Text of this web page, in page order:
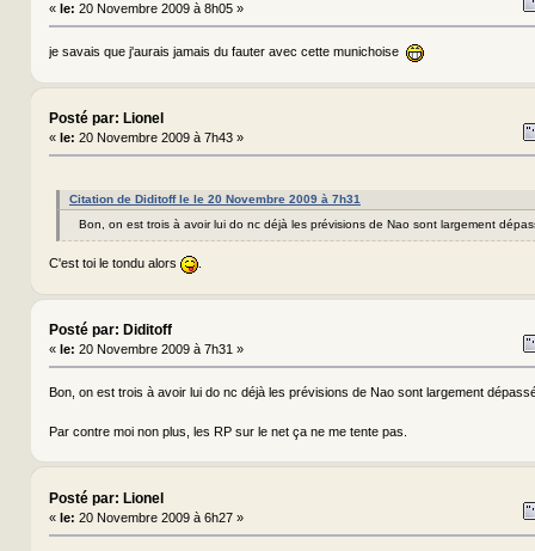
« le: 20 Novembre 2009 à 8h05 »
je savais que j'aurais jamais du fauter avec cette munichoise
Posté par: Lionel
« le: 20 Novembre 2009 à 7h43 »
Citation de Diditoff le le 20 Novembre 2009 à 7h31
Bon, on est trois à avoir lui do nc déjà les prévisions de Nao sont largement
C'est toi le tondu alors .
Posté par: Diditoff
« le: 20 Novembre 2009 à 7h31 »
Bon, on est trois à avoir lui do nc déjà les prévisions de Nao sont largement
Par contre moi non plus, les RP sur le net ça ne me tente pas.
Posté par: Lionel
« le: 20 Novembre 2009 à 6h27 »